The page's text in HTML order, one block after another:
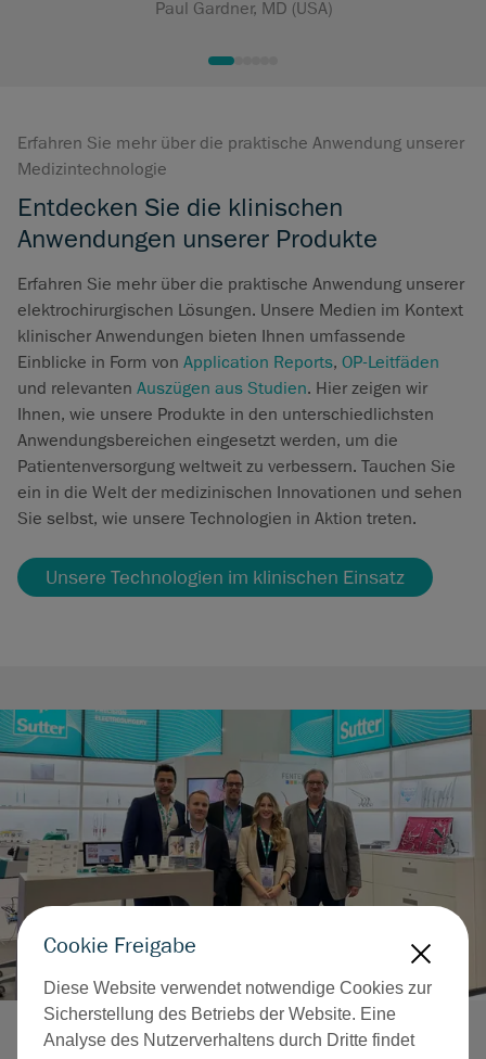
X
Cookie Freigabe
Diese Website verwendet notwendige Cookies zur
Sicherstellung des Betriebs der Website. Eine
Analyse des Nutzerverhaltens durch Dritte findet
Paul Gardner, MD (USA)
Erfahren Sie mehr über die praktische Anwendung unserer
Medizintechnologie
Entdecken Sie die klinischen
Anwendungen unserer Produkte
Erfahren Sie mehr über die praktische Anwendung unserer
elektrochirurgischen Lösungen. Unsere Medien im Kontext
klinischer Anwendungen bieten Ihnen umfassende
Einblicke in Form von Application Reports, OP-Leitfäden
und relevanten Auszügen aus Studien. Hier zeigen wir
Ihnen, wie unsere Produkte in den unterschiedlichsten
Anwendungsbereichen eingesetzt werden, um die
Patientenversorgung weltweit zu verbessern. Tauchen Sie
ein in die Welt der medizinischen Innovationen und sehen
Sie selbst, wie unsere Technologien in Aktion treten.
Unsere Technologien im klinischen Einsatz